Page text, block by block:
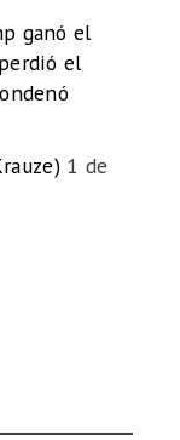
ganó el
el
1 de